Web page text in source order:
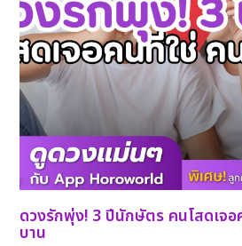
ดวงรักพุ่ง! 3 ปีนักษัตร คนโสดเจ
บาน